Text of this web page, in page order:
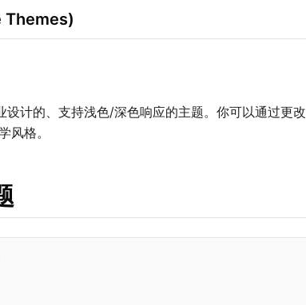
Themes)
设计的、支持浅色/深色响应的主题。你可以通过更改
风格。